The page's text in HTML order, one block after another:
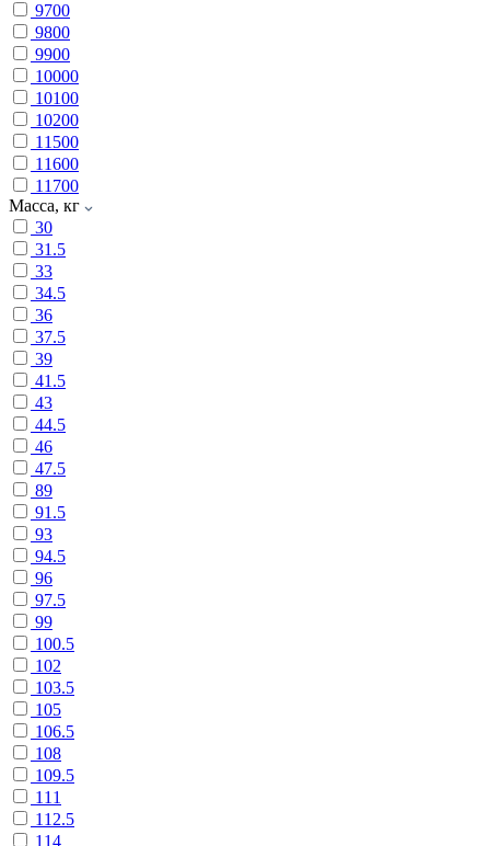
9700
9800
9900
10000
10100
10200
11500
11600
11700
Масса, кг
30
31.5
33
34.5
36
37.5
39
41.5
43
44.5
46
47.5
89
91.5
93
94.5
96
97.5
99
100.5
102
103.5
105
106.5
108
109.5
111
112.5
114